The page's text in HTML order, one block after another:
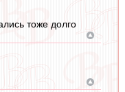
тоже долго